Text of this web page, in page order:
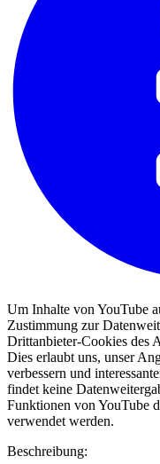
Um Inhalte von YouTube
Zustimmung zur
Drittanbieter-Cookies des
Dies erlaubt uns, unser
verbessern und
findet keine
Funktionen von YouTube
verwendet werden.
Beschreibung: